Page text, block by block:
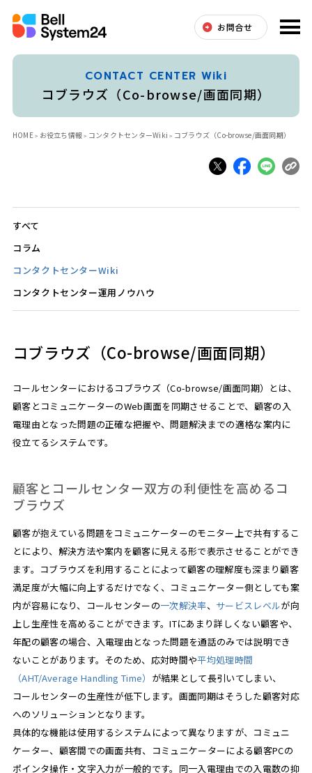
お問合せ
CONTACT CENTER Wiki
コブラウズ（Co-browse/画面同期）
HOME お役立ち情報 コンタクトセンターWiki コブラウズ（Co-browse/画面同期）
すべて
コラム
コンタクトセンターWiki
コンタクトセンター運用ノウハウ
コブラウズ（Co-browse/画面同期）
コールセンターにおけるコブラウズ（Co-browse/画面同期）とは、
顧客とコミュニケーターのWeb画面を同期させることで、顧客の入
電理由となった問題の正確な把握や、問題解決までの適格な案内に
役立てるシステムです。
顧客とコールセンター双方の利便性を高めるコ
ブラウズ
顧客が抱えている問題をコミュニケーターのモニター上で共有するこ
とにより、解決方法や案内を顧客に見える形で表示させることができ
ます。コブラウズを利用することによって顧客の理解度も深まり顧客
満足度が大幅に向上するだけでなく、コミュニケーター側としても案
内が容易になり、コールセンターの一次解決率、 サービスレベルが向
上し生産性を高めることができます。ITにあまり詳しくない顧客や、
年配の顧客の場合、入電理由となった問題を通話のみでは説明でき
ないことがあります。そのため、応対時間や平均処理時間
（AHT/Average Handling Time） が結果として長引いてしまい、
コールセンターの生産性が低下します。画面同期はそうした顧客対応
へのソリューションとなります。
具体的な機能は使用するシステムによって異なりますが、コミュニ
ケーター、顧客間での画面共有、コミュニケーターによる顧客PCの
ポインタ操作・文字入力が一般的です。同一入電理由での入電数の抑